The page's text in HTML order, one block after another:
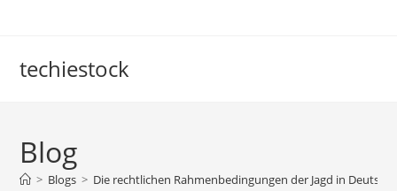
techiestock
Blog
> Blogs > Die rechtlichen Rahmenbedingungen der Jagd in